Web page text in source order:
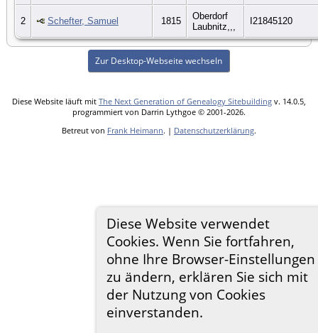
Diese Website verwendet
Cookies. Wenn Sie fortfahren,
ohne Ihre Browser-Einstellungen
zu ändern, erklären Sie sich mit
der Nutzung von Cookies
einverstanden.
2 Schefter, Samuel 1815
Oberdorf
Laubnitz,,,
I21845120
Zur Desktop-Webseite wechseln
Diese Website läuft mit The Next Generation of Genealogy Sitebuilding v. 14.0.5,
programmiert von Darrin Lythgoe © 2001-2026.
Betreut von Frank Heimann. | Datenschutzerklärung.